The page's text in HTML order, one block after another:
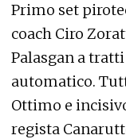
Primo set
coach Ciro
Palasgan a
automatico.
Ottimo e
regista